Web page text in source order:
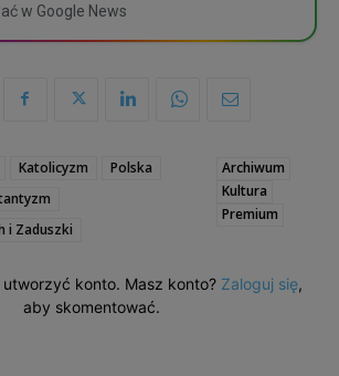
w Google News
Katolicyzm
Polska
i Zaduszki
Archiwum
Kultura
Premium
utworzyć konto. Masz konto? Zaloguj się,
aby skomentować.